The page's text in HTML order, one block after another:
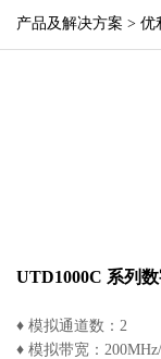
产品及解决方案 > 优
UTD1000C 系列
♦ 模拟通道数：2
♦ 模拟带宽：